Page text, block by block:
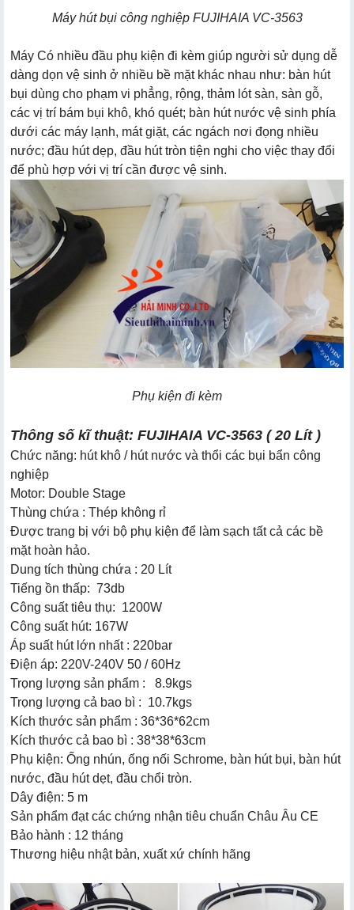
Máy hút bụi công nghiệp FUJIHAIA VC-3563
Máy Có nhiều đầu phụ kiện đi kèm giúp người sử dụng dễ
dàng dọn vệ sinh ở nhiều bề mặt khác nhau như: bàn hút
bụi dùng cho phạm vi phẳng, rộng, thảm lót sàn, sàn gỗ,
các vị trí bám bụi khô, khó quét; bàn hút nước vệ sinh phía
dưới các máy lạnh, mát giặt, các ngách nơi đọng nhiều
nước; đầu hút dẹp, đầu hút tròn tiện nghi cho việc thay đổi
để phù hợp với vị trí cần được vệ sinh.
Phụ kiện đi kèm
Thông số kĩ thuật: FUJIHAIA VC-3563 ( 20 Lít )
Chức năng: hút khô / hút nước và thổi các bụi bẩn công
nghiệp
Motor: Double Stage
Thùng chứa : Thép không rỉ
Được trang bị với bộ phụ kiện để làm sạch tất cả các bề
mặt hoàn hảo.
Dung tích thùng chứa : 20 Lít
Tiếng ồn thấp: 73db
Công suất tiêu thụ: 1200W
Công suất hút: 167W
Áp suất hút lớn nhất : 220bar
Điện áp: 220V-240V 50 / 60Hz
Trọng lượng sản phẩm : 8.9kgs
Trọng lượng cả bao bì : 10.7kgs
Kích thước sản phẩm : 36*36*62cm
Kích thước cả bao bì : 38*38*63cm
Phụ kiện: Ống nhún, ống nối Schrome, bàn hút bụi, bàn hút
nước, đầu hút dẹt, đầu chổi tròn.
Dây điện: 5 m
Sản phẩm đạt các chứng nhận tiêu chuẩn Châu Âu CE
Bảo hành : 12 tháng
Thương hiệu nhật bản, xuất xứ chính hãng